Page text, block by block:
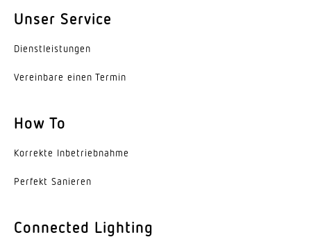
Unser Service
Dienst­leis­tungen
Vereinbare einen Termin
How To
Korrekte Inbe­trieb­nahme
Perfekt Sanieren
Connected Lighting